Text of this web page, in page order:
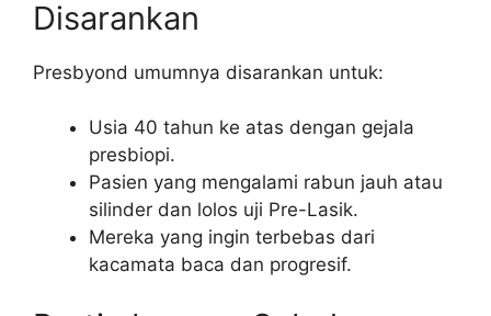
Disarankan
Presbyond umumnya disarankan untuk:
Usia 40 tahun ke atas dengan gejala
presbiopi.
Pasien yang mengalami rabun jauh atau
silinder dan lolos uji Pre-Lasik.
Mereka yang ingin terbebas dari
kacamata baca dan progresif.